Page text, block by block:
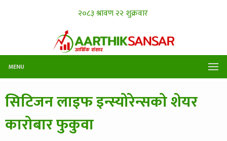
MENU
सिटिजन लाइफ इन्स्योरेन्सको शेयर
कारोबार फुकुवा